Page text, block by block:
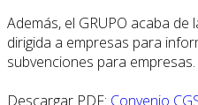
Además, el GRUPO acaba de
dirigida a empresas para
subvenciones para empresas.
Descargar PDF: Convenio